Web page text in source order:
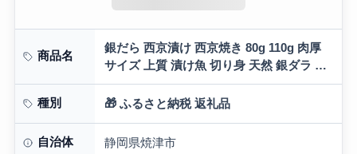
商品名
銀だら 西京漬け 西京焼き 80g 110g 肉厚
サイズ 上質 漬け魚 切り身 天然 銀ダラ 銀
鱈 銀たら 個包装 小分け 冷凍 5切〜 銀鱈
西京味噌 高評…
種別 🎁 ふるさと納税 返礼品
自治体 静岡県焼津市